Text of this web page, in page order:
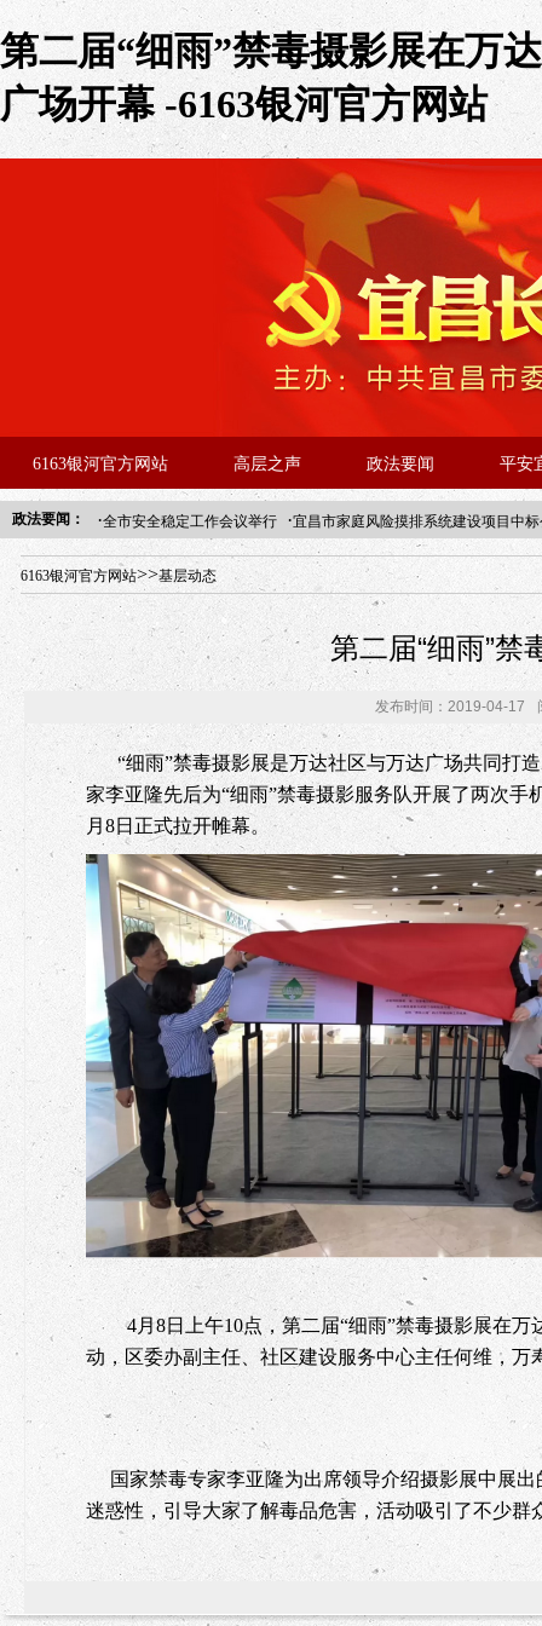
第二届“细雨”禁毒摄影展在万达
广场开幕 -6163银河官方网站
6163银河官方网站 高层之声 政法要闻 平安
政法要闻： ·全市安全稳定工作会议举行 ·宜昌市家庭风险摸排系统建设项目中
年“招才兴业”事业单位人才引进·北京站人民大学入校工作提醒
6163银河官方网站>>基层动态
第二届“细雨”
发布时间：2019-04-17
“细雨”禁毒摄影展是万达社区与万达广场共同打
家李亚隆先后为“细雨”禁毒摄影服务队开展了两次
月 8日正式拉开帷幕。
4月8日上午10点，第二届“细雨”禁毒摄影展在万
动，区委办副主任、社区建设服务中心主任何维，万
国家禁毒专家李亚隆为出席领导介绍摄影展中展
迷惑性，引导大家了解毒品危害，活动吸引了不少群